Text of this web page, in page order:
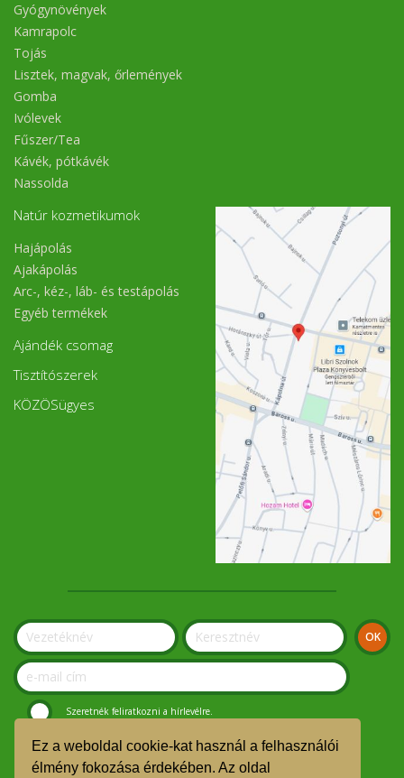
Ez a weboldal cookie-kat használ a felhasználói
élmény fokozása érdekében. Az oldal
Gyógynövények
Kamrapolc
Tojás
Lisztek, magvak, őrlemények
Gomba
Ivólevek
Fűszer/Tea
Kávék, pótkávék
Nassolda
Natúr kozmetikumok
Hajápolás
Ajakápolás
Arc-, kéz-, láb- és testápolás
Egyéb termékek
Ajándék csomag
Tisztítószerek
KÖZÖSügyes
Szeretnék feliratkozni a hírlevélre.
© Szolnoki Kosár Közösség 2019.